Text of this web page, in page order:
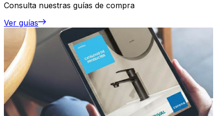
Consulta nuestras guías de compra
Ver guías